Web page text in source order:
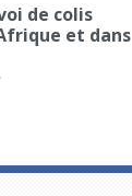
de colis
et dans